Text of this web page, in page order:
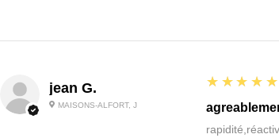
jean G.
MAISONS-ALFORT, J
5
★★★★★